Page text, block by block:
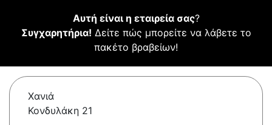
Αυτή είναι η εταιρεία σας?
Συγχαρητήρια! Δείτε πώς μπορείτε να λάβετε το
πακέτο βραβείων!
Χανιά
Κονδυλάκη 21